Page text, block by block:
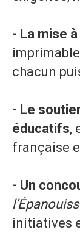
- La mise
chacun
- Le
éducatifs,
française
- Un
initiatives